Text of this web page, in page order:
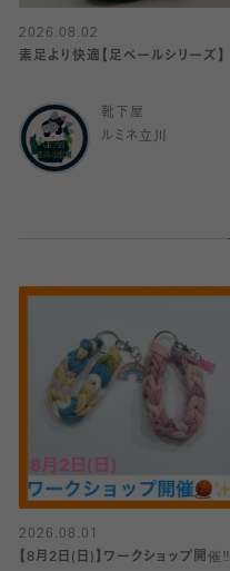
2026.08.02
素足より快適【足ベールシリーズ】
靴下屋
ルミネ立川
2026.08.01
【8月2日(日)】ワークショップ開催‼️